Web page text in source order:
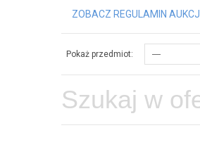
ZOBACZ REGULAMIN AUKCJI
Pokaż przedmiot: